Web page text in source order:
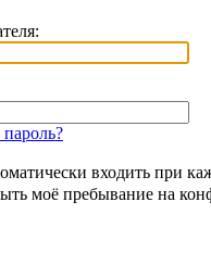
входить при
моё пребывание на